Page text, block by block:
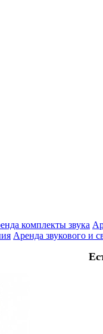
комплекты звука
Аренда звукового и